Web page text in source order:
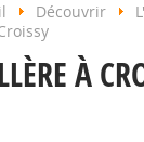
Découvrir
À